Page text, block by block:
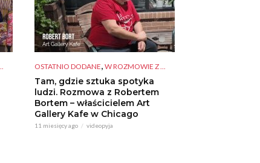
OSTATNIO DODANE, W ROZMOWIE Z ...
Tam, gdzie sztuka spotyka
ludzi. Rozmowa z Robertem
Bortem – właścicielem Art
Gallery Kafe w Chicago
11 miesięcy ago videopyja